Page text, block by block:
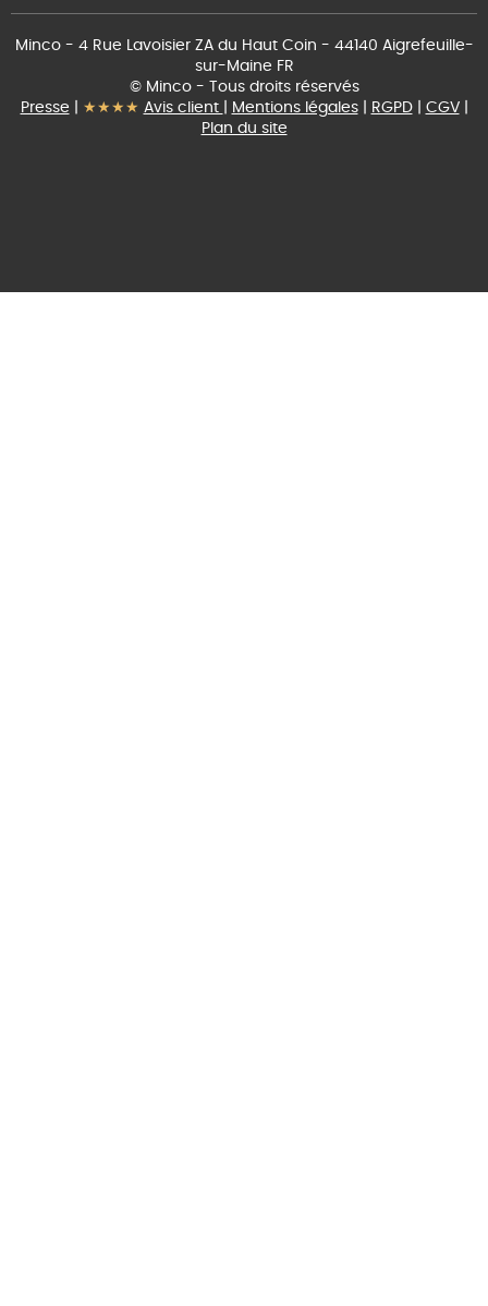
Minco - 4 Rue Lavoisier ZA du Haut Coin - 44140 Aigrefeuille-
sur-Maine FR
© Minco - Tous droits réservés
Presse
★★★★ Avis client Mentions légales| RGPD| CGV|
Plan du site